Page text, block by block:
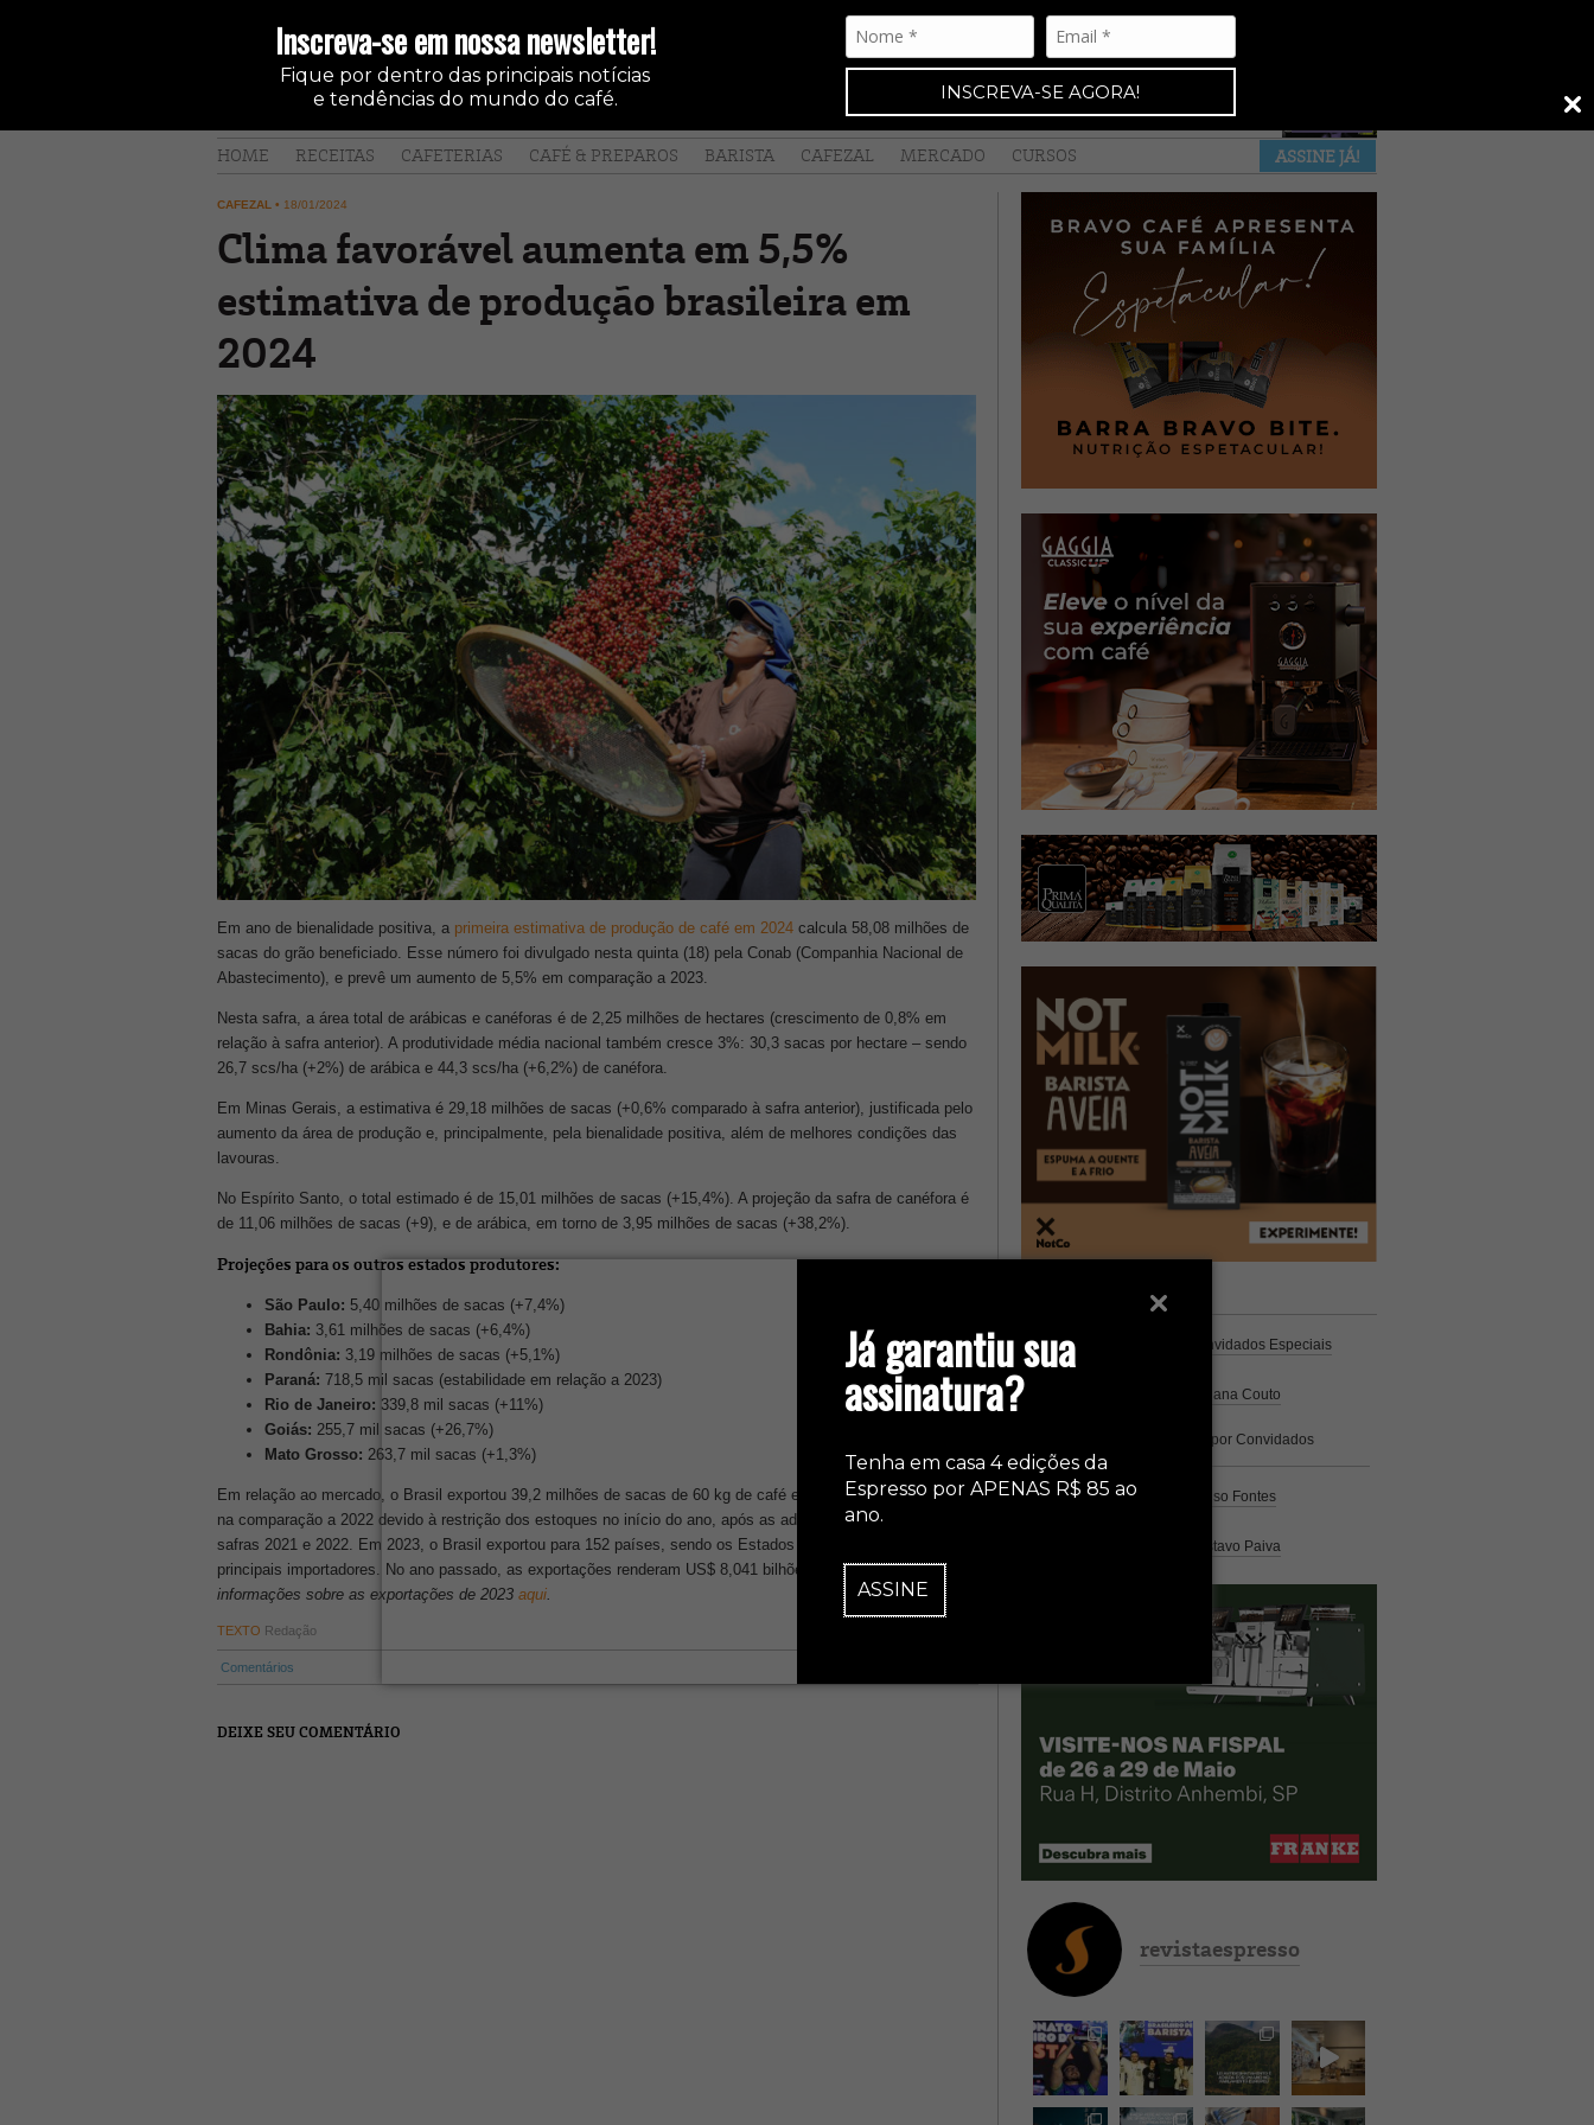
Já garantiu sua
assinatura?
Tenha em casa 4 edições da
Espresso por APENAS R$ 85 ao
ano.
ASSINE
Inscreva-se em nossa newsletter!
Fique por dentro das principais notícias
e tendências do mundo do café.
INSCREVA-SE AGORA!
•NAS BANCAS
HOME RECEITAS CAFETERIAS CAFÉ & PREPAROS BARISTA CAFEZAL MERCADO ASSINE JÁ!
CURSOS
CAFEZAL • 18/01/2024
Clima favorável aumenta em 5,5%
estimativa de produção brasileira em
2024
Em ano de bienalidade positiva, a primeira estimativa de produção de café em 2024 calcula 58,08 milhões de
sacas do grão beneficiado. Esse número foi divulgado nesta quinta (18) pela Conab (Companhia Nacional de
Abastecimento), e prevê um aumento de 5,5% em comparação a 2023.
Nesta safra, a área total de arábicas e canéforas é de 2,25 milhões de hectares (crescimento de 0,8% em
relação à safra anterior). A produtividade média nacional também cresce 3%: 30,3 sacas por hectare – sendo
26,7 scs/ha (+2%) de arábica e 44,3 scs/ha (+6,2%) de canéfora.
Em Minas Gerais, a estimativa é 29,18 milhões de sacas (+0,6% comparado à safra anterior), justificada pelo
aumento da área de produção e, principalmente, pela bienalidade positiva, além de melhores condições das
lavouras.
No Espírito Santo, o total estimado é de 15,01 milhões de sacas (+15,4%). A projeção da safra de canéfora é
de 11,06 milhões de sacas (+9), e de arábica, em torno de 3,95 milhões de sacas (+38,2%).
Projeções para os outros estados produtores:
São Paulo: 5,40 milhões de sacas (+7,4%)
Bahia: 3,61 milhões de sacas (+6,4%)
Rondônia: 3,19 milhões de sacas (+5,1%)
Paraná: 718,5 mil sacas (estabilidade em relação a 2023)
Rio de Janeiro: 339,8 mil sacas (+11%)
Goiás: 255,7 mil sacas (+26,7%)
Mato Grosso: 263,7 mil sacas (+1,3%)
Em relação ao mercado, o Brasil exportou 39,2 milhões de sacas de 60 kg de café em 2023, redução de 1,3%
na comparação a 2022 devido à restrição dos estoques no início do ano, após as adversidades climáticas nas
safras 2021 e 2022. Em 2023, o Brasil exportou para 152 países, sendo os Estados Unidos e a Alemanha os
principais importadores. No ano passado, as exportações renderam US$ 8,041 bilhões.
Confira mais
informações sobre as exportações de 2023 aqui.
TEXTO Redação
Comentários
DEIXE SEU COMENTÁRIO
Espresso
Coluna Café por Convidados Especiais
por Cristiana Couto
por Convidados
Especiais
Análisepor Caio Alonso Fontes
por Gustavo Paiva
revistaespresso